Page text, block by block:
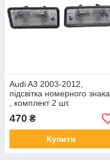
Audi A3 2003-2012,
підсвітка номерного знака
, комплект 2 шт.
470 ₴
Купити